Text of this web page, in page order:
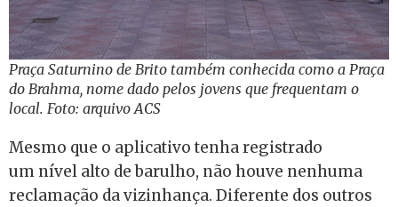
Praça Saturnino de Brito também conhecida como a Praça
do Brahma, nome dado pelos jovens que frequentam o
local. Foto: arquivo ACS
Mesmo que o aplicativo tenha registrado
um nível alto de barulho, não houve nenhuma
reclamação da vizinhança. Diferente dos outros